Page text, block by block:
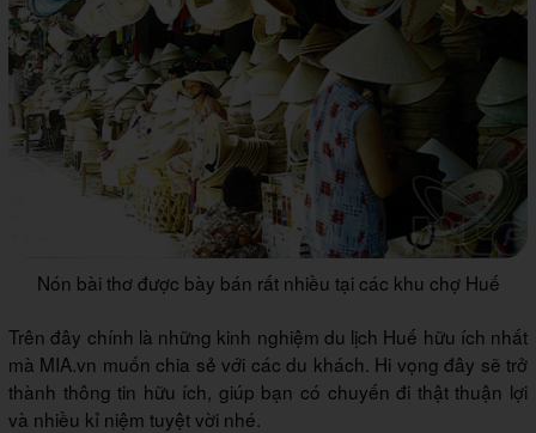
Nón bài thơ được bày bán rất nhiều tại các khu chợ Huế
Trên đây chính là những kinh nghiệm du lịch Huế hữu ích nhất
mà MIA.vn muốn chia sẻ với các du khách. Hi vọng đây sẽ trở
thành thông tin hữu ích, giúp bạn có chuyến đi thật thuận lợi
và nhiều kỉ niệm tuyệt vời nhé.